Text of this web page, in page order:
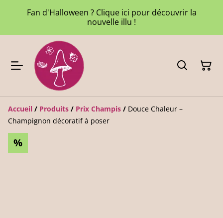
Fan d'Halloween ? Clique ici pour découvrir la
nouvelle illu !
Accueil / Produits / Prix Champis / Douce Chaleur –
Champignon décoratif à poser
%